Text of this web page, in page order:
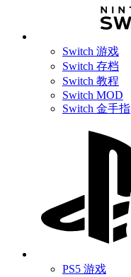
Switch 游戏
Switch 存档
Switch 教程
Switch MOD
Switch 金手指
PS5 游戏